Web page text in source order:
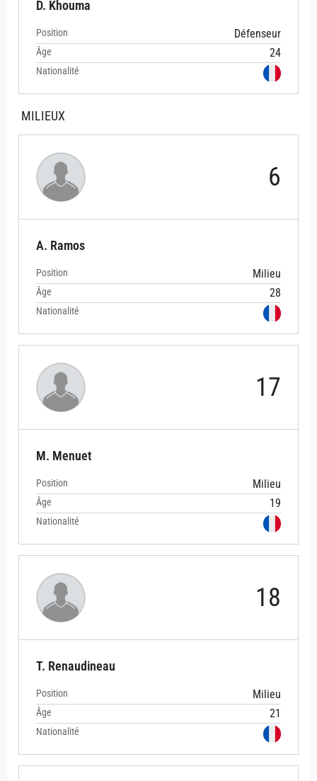
D. Khouma
Position Défenseur
Âge 24
Nationalité
MILIEUX
6
A. Ramos
Position Milieu
Âge 28
Nationalité
17
M. Menuet
Position Milieu
Âge 19
Nationalité
18
T. Renaudineau
Position Milieu
Âge 21
Nationalité